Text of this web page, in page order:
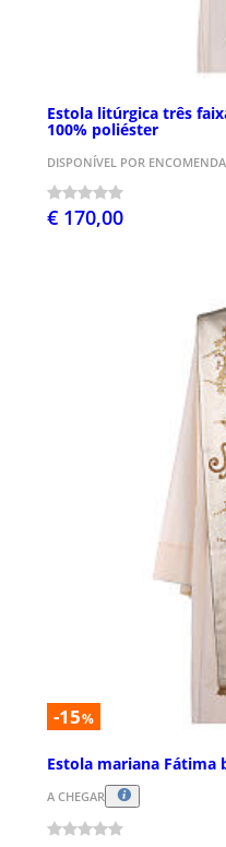
Estola litúrgica três
100% poliéster
DISPONÍVEL POR ENCOMENDA
€ 170,00
-15%
Estola mariana Fátima
A CHEGAR